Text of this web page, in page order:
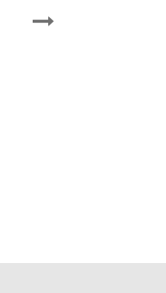
Nicht Deindustrialisierung,